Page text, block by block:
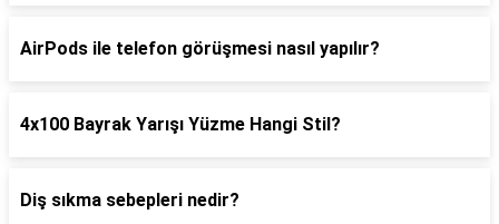
AirPods ile telefon görüşmesi nasıl yapılır?
4x100 Bayrak Yarışı Yüzme Hangi Stil?
Diş sıkma sebepleri nedir?